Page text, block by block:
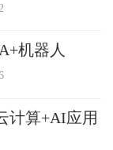
机器人
计算+AI应用